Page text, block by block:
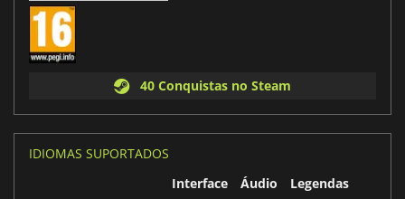
40 Conquistas no Steam
IDIOMAS SUPORTADOS
Interface
Áudio
Legendas